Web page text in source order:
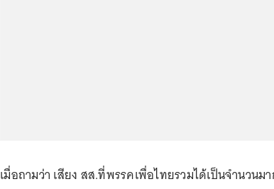
เมื่อถามว่า เสียง สส.ที่พรรคเพื่อไทยรวมได้เป็นจำนวนม